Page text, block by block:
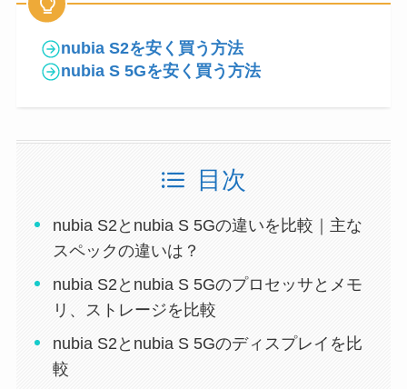
nubia S2を安く買う方法
nubia S 5Gを安く買う方法
目次
nubia S2とnubia S 5Gの違いを比較｜主な
スペックの違いは？
nubia S2とnubia S 5Gのプロセッサとメモ
リ、ストレージを比較
nubia S2とnubia S 5Gのディスプレイを比
較